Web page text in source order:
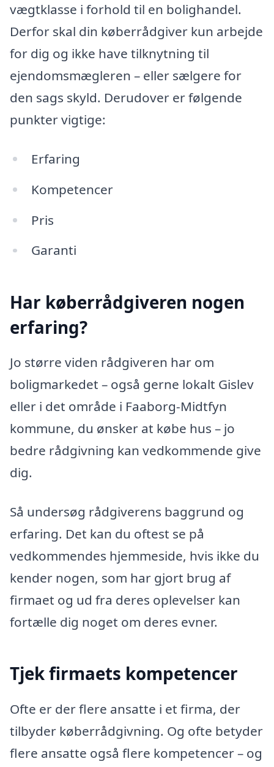
vægtklasse i forhold til en bolighandel.
Derfor skal din køberrådgiver kun arbejde
for dig og ikke have tilknytning til
ejendomsmægleren – eller sælgere for
den sags skyld. Derudover er følgende
punkter vigtige:
Erfaring
Kompetencer
Pris
Garanti
Har køberrådgiveren nogen
erfaring?
Jo større viden rådgiveren har om
boligmarkedet – også gerne lokalt Gislev
eller i det område i Faaborg-Midtfyn
kommune, du ønsker at købe hus – jo
bedre rådgivning kan vedkommende give
dig.
Så undersøg rådgiverens baggrund og
erfaring. Det kan du oftest se på
vedkommendes hjemmeside, hvis ikke du
kender nogen, som har gjort brug af
firmaet og ud fra deres oplevelser kan
fortælle dig noget om deres evner.
Tjek firmaets kompetencer
Ofte er der flere ansatte i et firma, der
tilbyder køberrådgivning. Og ofte betyder
flere ansatte også flere kompetencer – og